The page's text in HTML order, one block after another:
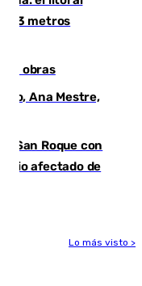
33 metros
en obras
Ana Mestre,
San Roque con
afectado de
Lo más visto >